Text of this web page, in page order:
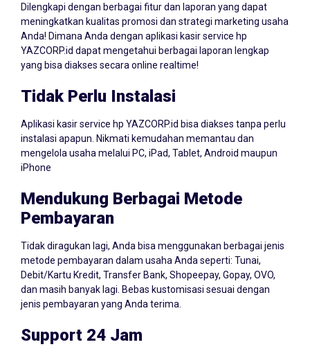
Dilengkapi dengan berbagai fitur dan laporan yang dapat
meningkatkan kualitas promosi dan strategi marketing usaha
Anda! Dimana Anda dengan aplikasi kasir service hp
YAZCORP.id dapat mengetahui berbagai laporan lengkap
Tidak Perlu Instalasi
Aplikasi kasir service hp YAZCORP.id bisa diakses tanpa perlu
instalasi apapun. Nikmati kemudahan memantau dan
mengelola usaha melalui PC, iPad, Tablet, Android maupun
Mendukung Berbagai Metode
Pembayaran
Tidak diragukan lagi, Anda bisa menggunakan berbagai jenis
metode pembayaran dalam usaha Anda seperti: Tunai,
Debit/Kartu Kredit, Transfer Bank, Shopeepay, Gopay, OVO,
dan masih banyak lagi. Bebas kustomisasi sesuai dengan
Support 24 Jam